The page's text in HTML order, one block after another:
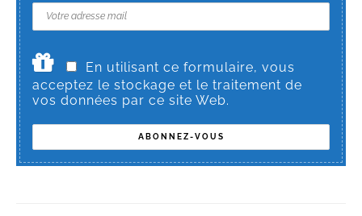
En utilisant ce formulaire, vous
acceptez le stockage et le traitement de
vos données par ce site Web.